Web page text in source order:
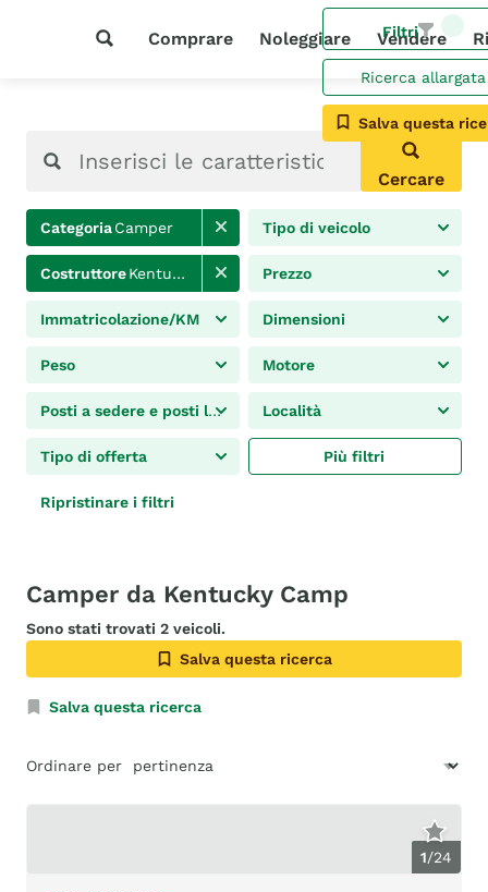
Comprare Noleggiare Vendere
Filtri
Ricerca allargata
Salva questa
Cercare
CategoriaCamper Tipo di veicolo
CostruttoreKentucky Camp Prezzo
Immatricolazione/KM Dimensioni
Peso Motore
Posti a sedere e posti letto Località
Tipo di offerta Più filtri
Ripristinare i filtri
Camper da Kentucky Camp
Sono stati trovati 2 veicoli.
Salva questa ricerca
Salva questa ricerca
Ordinare per
1/24